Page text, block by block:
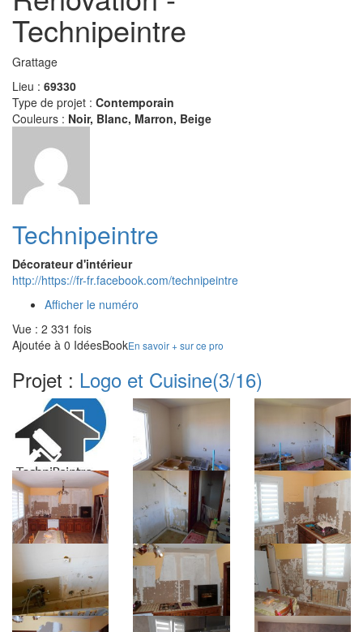
Technipeintre
Grattage
Lieu : 69330
Type de projet : Contemporain
Couleurs : Noir, Blanc, Marron, Beige
Technipeintre
Décorateur d'intérieur
http://https://fr-fr.facebook.com/technipeintre
Afficher le numéro
Vue : 2 331 fois
Ajoutée à 0 IdéesBookEn savoir + sur ce pro
Projet : Logo et Cuisine(3/16)